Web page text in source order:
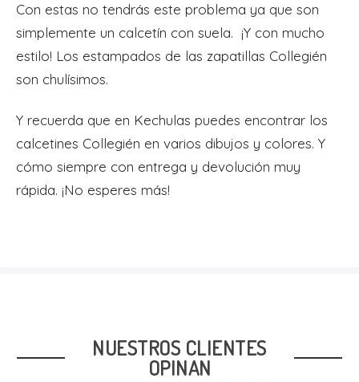
Con estas no tendrás este problema ya que son
simplemente un calcetín con suela. ¡Y con mucho
estilo! Los estampados de las zapatillas Collegién
son chulísimos.
Y recuerda que en Kechulas puedes encontrar los
calcetines Collegién en varios dibujos y colores. Y
cómo siempre con entrega y devolución muy
rápida. ¡No esperes más!
NUESTROS CLIENTES
OPINAN